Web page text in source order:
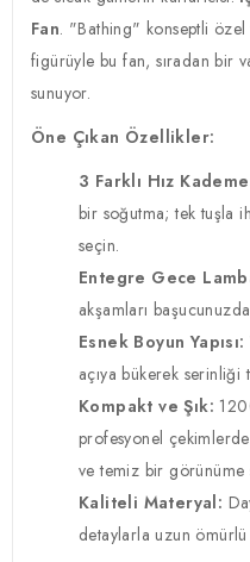
Fan. "Bathing" konseptli özel
figürüyle bu fan, sıradan bir
sunuyor.
Öne Çıkan Özellikler:
3 Farklı Hız
bir soğutma; tek tuşla
seçin.
Entegre Gece
akşamları
Esnek Boyun Yapısı:
açıya bükerek
Kompakt ve Şık:
profesyonel
ve temiz bir görünüme
Kaliteli Materyal:
detaylarla uzun ömürlü